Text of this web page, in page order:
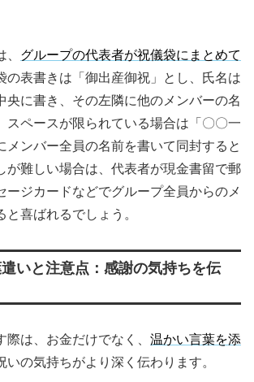
グループの代表者が祝儀袋にまとめて
の表書きは「御出産御祝」とし、氏名は
央に書き、その左隣に他のメンバーの名
スペースが限られている場合は「〇〇一
メンバー全員の名前を書いて同封すると
が難しい場合は、代表者が現金書留で郵
ージカードなどでグループ全員からのメ
と喜ばれるでしょう。
いと注意点：感謝の気持ちを伝
際は、お金だけでなく、 温かい言葉を添
いの気持ちがより深く伝わります。